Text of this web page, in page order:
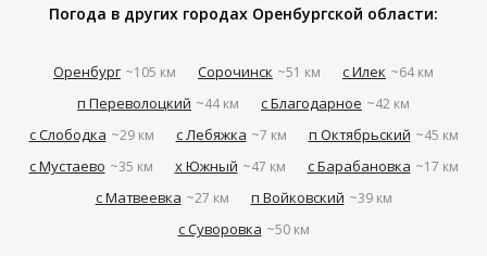
Погода в других городах Оренбургской области:
Оренбург ~105 км Сорочинск ~51 км с Илек ~64 км
п Переволоцкий ~44 км с Благодарное ~42 км
с Слободка ~29 км с Лебяжка ~7 км п Октябрьский ~45 км
с Мустаево ~35 км х Южный ~47 км с Барабановка ~17 км
с Матвеевка ~27 км п Войковский ~39 км
с Суворовка ~50 км